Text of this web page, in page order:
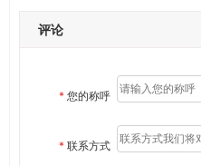
评论
* 您的称呼
* 联系方式